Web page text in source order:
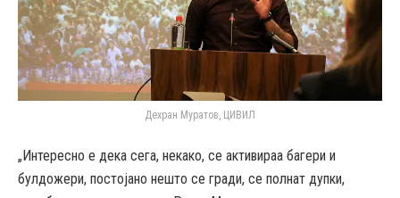
Дехран Муратов, ЦИВИЛ
„Интересно е дека сега, некако, се активираа багери и
булдожери, постојано нешто се гради, се полнат дупки,